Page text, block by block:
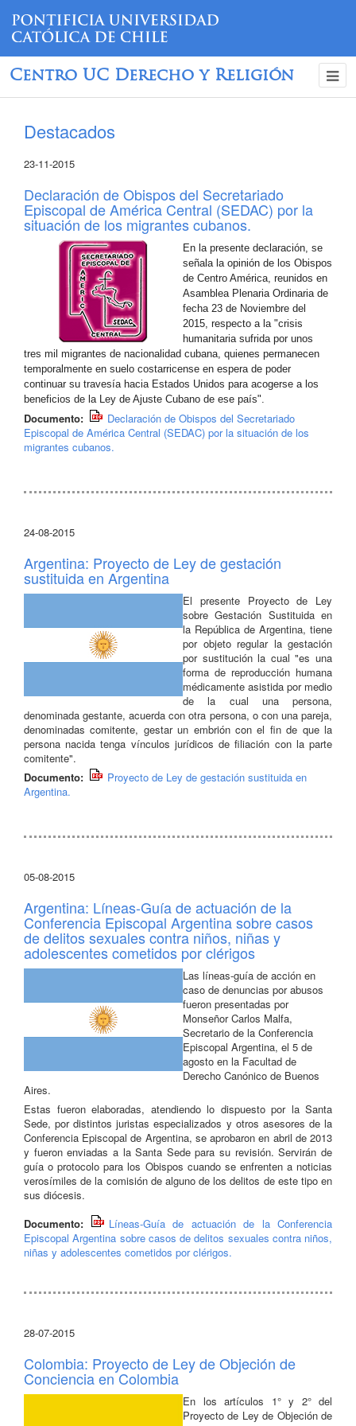
Centro UC Derecho y Religión
Destacados
23-11-2015
Declaración de Obispos del Secretariado
Episcopal de América Central (SEDAC) por la
situación de los migrantes cubanos.
En la presente declaración, se
señala la opinión de los Obispos
de Centro América, reunidos en
Asamblea Plenaria Ordinaria de
fecha 23 de Noviembre del
2015, respecto a la "crisis
humanitaria sufrida por unos
tres mil migrantes de nacionalidad cubana, quienes permanecen
temporalmente en suelo costarricense en espera de poder
continuar su travesía hacia Estados Unidos para acogerse a los
beneficios de la Ley de Ajuste Cubano de ese país".
Documento:
Declaración de Obispos del Secretariado
Episcopal de América Central (SEDAC) por la situación de los
migrantes cubanos.
24-08-2015
Argentina: Proyecto de Ley de gestación
sustituida en Argentina
El presente Proyecto de Ley
sobre Gestación Sustituida en
la República de Argentina, tiene
por objeto regular la gestación
por sustitución la cual "es una
forma de reproducción humana
médicamente asistida por medio
de la cual una persona,
denominada gestante, acuerda con otra persona, o con una pareja,
denominadas comitente, gestar un embrión con el fin de que la
persona nacida tenga vínculos jurídicos de filiación con la parte
comitente".
Documento:
Proyecto de Ley de gestación sustituida en
Argentina.
05-08-2015
Argentina: Líneas-Guía de actuación de la
Conferencia Episcopal Argentina sobre casos
de delitos sexuales contra niños, niñas y
adolescentes cometidos por clérigos
Las líneas-guía de acción en
caso de denuncias por abusos
fueron presentadas por
Monseñor Carlos Malfa,
Secretario de la Conferencia
Episcopal Argentina, el 5 de
agosto en la Facultad de
Derecho Canónico de Buenos
Aires.
Estas fueron elaboradas, atendiendo lo dispuesto por la Santa
Sede, por distintos juristas especializados y otros asesores de la
Conferencia Episcopal de Argentina, se aprobaron en abril de 2013
y fueron enviadas a la Santa Sede para su revisión. Servirán de
guía o protocolo para los Obispos cuando se enfrenten a noticias
verosímiles de la comisión de alguno de los delitos de este tipo en
sus diócesis.
Documento:
Líneas-Guía de actuación de la Conferencia
Episcopal Argentina sobre casos de delitos sexuales contra niños,
niñas y adolescentes cometidos por clérigos.
28-07-2015
Colombia: Proyecto de Ley de Objeción de
Conciencia en Colombia
En los artículos 1° y 2° del
Proyecto de Ley de Objeción de